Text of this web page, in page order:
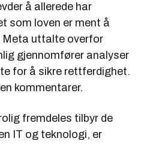
å allerede har
som loven er ment å
Meta uttalte overfor
gjennomfører analyser
for å sikre rettferdighet.
kommentarer.
fremdeles tilbyr de
IT og teknologi, er